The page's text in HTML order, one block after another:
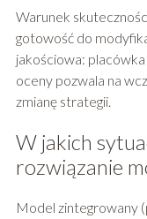
Warunek
gotowość do
jakościowa:
oceny pozwala na
zmianę strategii.
W jakich
rozwiązanie
Model zintegrowany